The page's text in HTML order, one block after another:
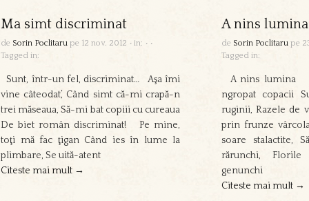
Ma simt discriminat
de Sorin Poclitaru pe 12 nov. 2012 • in: • •
Tagged in:
Sunt, într-un fel, discriminat… Aşa îmi
vine câteodat’, Când simt că-mi crapă-n
trei măseaua, Să-mi bat copiii cu cureaua
De biet român discriminat! Pe mine,
toţi mă fac ţigan Când ies în lume la
plimbare, Se uită-atent
Citeste mai mult →
A nins lumina
de Sorin Poclitaru pe
Tagged in:
A nins lumina
ngropat copacii
ruginii, Razele de
prin frunze
soare stalactite,
rărunchi,
genunchi
Citeste mai mult →